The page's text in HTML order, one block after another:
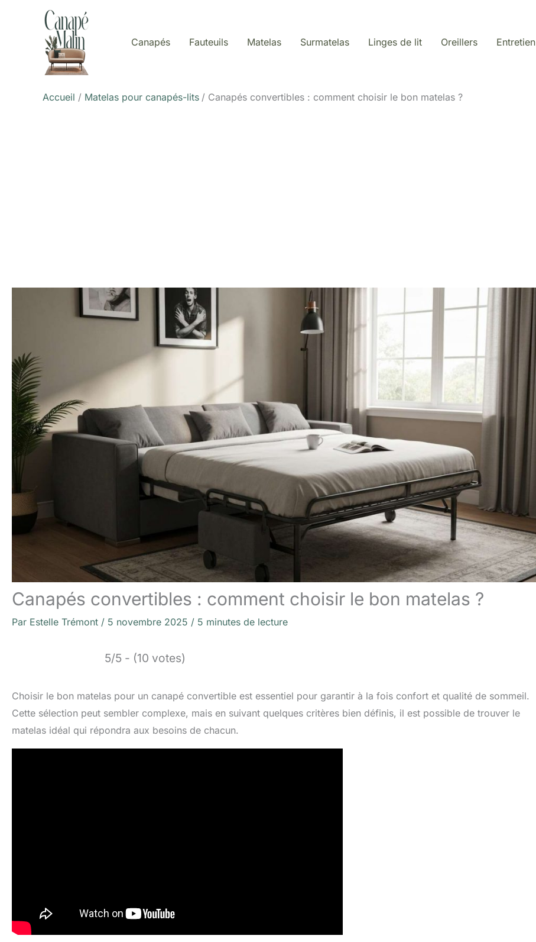
Canapés Fauteuils Matelas Surmatelas Linges de lit Oreillers Entretien
Accueil Matelas pour canapés-lits Canapés convertibles : comment choisir le bon matelas ?
Canapés convertibles : comment choisir le bon matelas ?
Par Estelle Trémont / 5 novembre 2025 / 5 minutes de lecture
5/5 - (10 votes)
Choisir le bon matelas pour un canapé convertible est essentiel pour garantir à la fois confort et qualité de sommeil.
Cette sélection peut sembler complexe, mais en suivant quelques critères bien définis, il est possible de trouver le
matelas idéal qui répondra aux besoins de chacun.